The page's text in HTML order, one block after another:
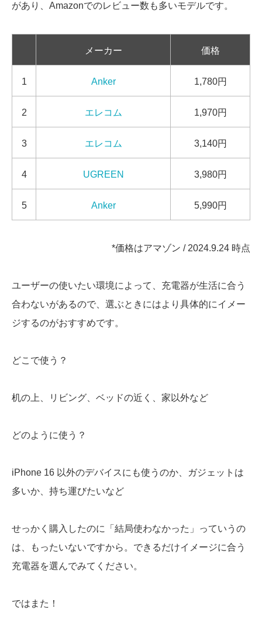
があり、Amazonでのレビュー数も多いモデルです。
メーカー 価格
1 Anker 1,780円
2 エレコム 1,970円
3 エレコム 3,140円
4 UGREEN 3,980円
5 Anker 5,990円
*価格はアマゾン / 2024.9.24 時点
ユーザーの使いたい環境によって、充電器が生活に合う
合わないがあるので、選ぶときにはより具体的にイメー
ジするのがおすすめです。
どこで使う？
机の上、リビング、ベッドの近く、家以外など
どのように使う？
iPhone 16 以外のデバイスにも使うのか、ガジェットは
多いか、持ち運びたいなど
せっかく購入したのに「結局使わなかった」っていうの
は、もったいないですから。できるだけイメージに合う
充電器を選んでみてください。
ではまた！